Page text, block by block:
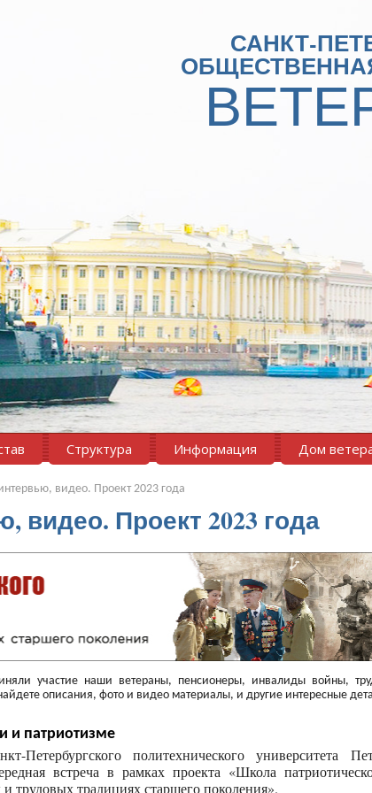
САНКТ-
Структура Информация Дом
видео. Проект 2023 года
видео. Проект 2023 года
участие наши ветераны, пенсионеры, инвалиды войны,
описания, фото и видео материалы, и другие интересные
и патриотизме
Петербургского политехнического университета
встреча в рамках проекта «Школа
трудовых традициях старшего поколения».